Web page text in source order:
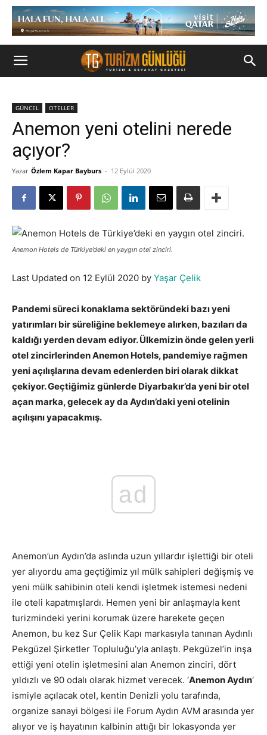
GÜNCEL OTELLER
Anemon yeni otelini nerede
açıyor?
Yazar Özlem Kapar Bayburs - 12 Eylül 2020
Anemon Hotels de Türkiye’deki en yaygın otel zinciri.
Last Updated on 12 Eylül 2020 by Yaşar Çelik
Pandemi süreci konaklama sektöründeki bazı yeni
yatırımları bir süreliğine beklemeye alırken, bazıları da
kaldığı yerden devam ediyor. Ülkemizin önde gelen yerli
otel zincirlerinden Anemon Hotels, pandemiye rağmen
yeni açılışlarına devam edenlerden biri olarak dikkat
çekiyor. Geçtiğimiz günlerde Diyarbakır’da yeni bir otel
açan marka, gelecek ay da Aydın’daki yeni otelinin
açılışını yapacakmış.
ad
Anemon’un Aydın’da aslında uzun yıllardır işlettiği bir oteli
yer alıyordu ama geçtiğimiz yıl mülk sahipleri değişmiş ve
yeni mülk sahibinin oteli kendi işletmek istemesi nedeni
ile oteli kapatmışlardı. Hemen yeni bir anlaşmayla kent
turizmindeki yerini korumak üzere harekete geçen
Anemon, bu kez Sur Çelik Kapı markasıyla tanınan Aydınlı
Pekgüzel Şirketler Topluluğu’yla anlaştı. Pekgüzel’in inşa
ettiği yeni otelin işletmesini alan Anemon zinciri, dört
yıldızlı ve 90 odalı olarak hizmet verecek. ‘Anemon Aydın‘
ismiyle açılacak otel, kentin Denizli yolu tarafında,
organize sanayi bölgesi ile Forum Aydın AVM arasında yer
alıyor ve iş hayatının kalbinin attığı bir lokasyonda yer